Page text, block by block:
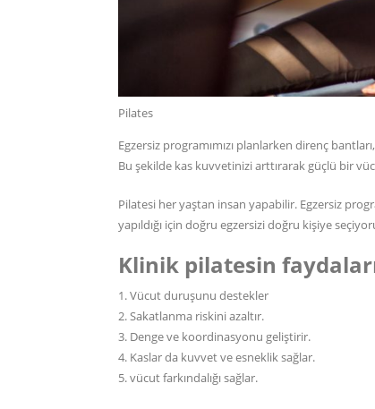
Pilates
Egzersiz programımızı planlarken direnç
Bu şekilde kas kuvvetinizi arttırarak güçlü bir
Pilatesi her yaştan insan yapabilir. Egzersiz
yapıldığı için doğru egzersizi doğru kişiye
Klinik pilatesin
1. Vücut duruşunu destekler
2. Sakatlanma riskini azaltır.
3. Denge ve koordinasyonu geliştirir.
4. Kaslar da kuvvet ve esneklik sağlar.
5. vücut farkındalığı sağlar.